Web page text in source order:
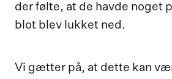
der følte, at de havde noget
blot blev lukket ned.
Vi gætter på, at dette kan